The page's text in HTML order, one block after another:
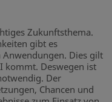
Zukunftsthema.
gibt es
Dies gilt
kommt. Deswegen ist
Der
Chancen und